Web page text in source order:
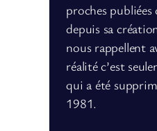
proches publiées
depuis sa
nous rappellent
réalité c’est
qui a été
1981.